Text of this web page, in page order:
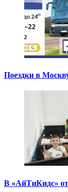
Поездки в
В «АйТиКидс»